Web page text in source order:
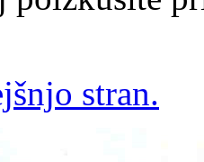
stran.